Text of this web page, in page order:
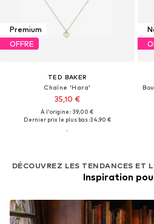
Premium
OFFRE
TED BAKER
Chaîne 'Hara'
35,10 €
À l'origine : 39,00 €
Dernier prix le plus bas :34,90 €
DÉCOUVREZ LES TENDANCES ET
Inspiration